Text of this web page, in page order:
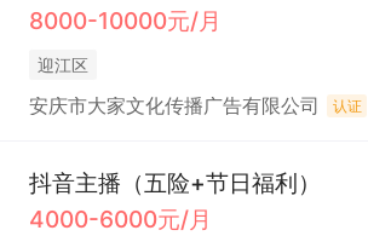
8000-10000元/月
迎江区
安庆市大家文化传播广告有限公司 认证
抖音主播（五险+节日福利）
4000-6000元/月